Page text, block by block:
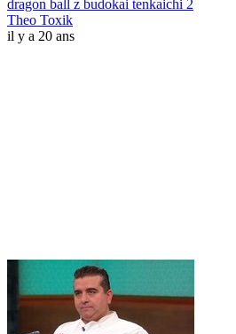
dragon ball z budokai tenkaichi 2
Theo Toxik
il y a 20 ans